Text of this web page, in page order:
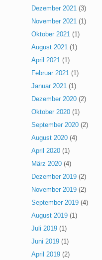
Dezember 2021 (3)
November 2021 (1)
Oktober 2021 (1)
August 2021 (1)
April 2021 (1)
Februar 2021 (1)
Januar 2021 (1)
Dezember 2020 (2)
Oktober 2020 (1)
September 2020 (2)
August 2020 (4)
April 2020 (1)
März 2020 (4)
Dezember 2019 (2)
November 2019 (2)
September 2019 (4)
August 2019 (1)
Juli 2019 (1)
Juni 2019 (1)
April 2019 (2)